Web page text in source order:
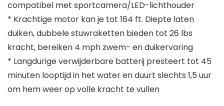
compatibel met sportcamera/LED-lichthouder
* Krachtige motor kan je tot 164 ft. Diepte laten
duiken, dubbele stuwraketten bieden tot 26 lbs
kracht, bereiken 4 mph zwem- en duikervaring
* Langdurige verwijderbare batterij presteert tot 45
minuten looptijd in het water en duurt slechts 1,5 uur
om hem weer op volle kracht te vullen